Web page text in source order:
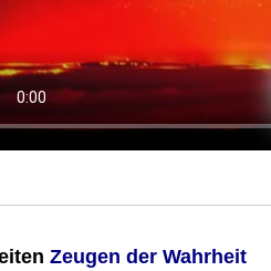
Zeugen der Wahrheit